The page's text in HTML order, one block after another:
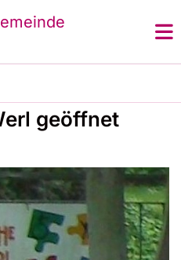
geöffnet